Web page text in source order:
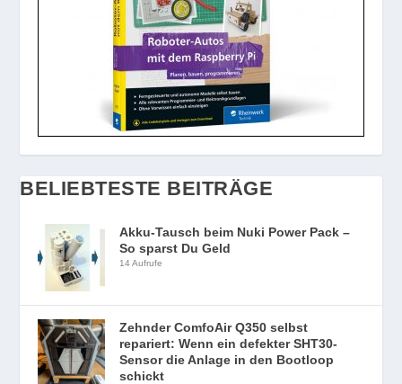
BELIEBTESTE BEITRÄGE
Akku-Tausch beim Nuki Power Pack –
So sparst Du Geld
14 Aufrufe
Zehnder ComfoAir Q350 selbst
repariert: Wenn ein defekter SHT30-
Sensor die Anlage in den Bootloop
schickt